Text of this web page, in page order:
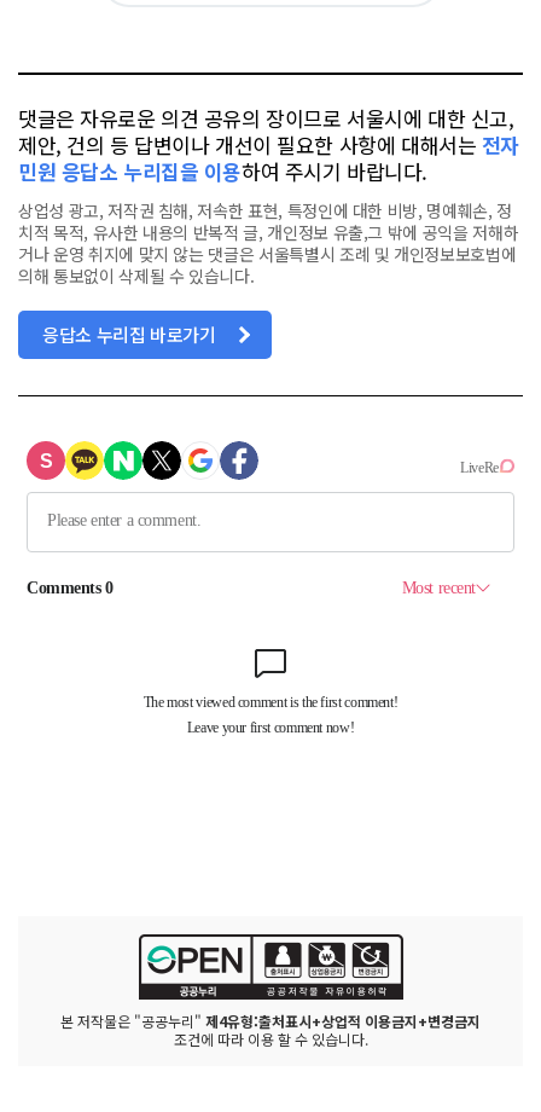
댓글은 자유로운 의견 공유의 장이므로 서울시에 대한 신고,
제안, 건의 등 답변이나 개선이 필요한 사항에 대해서는 전자
민원 응답소 누리집을 이용하여 주시기 바랍니다.
상업성 광고, 저작권 침해, 저속한 표현, 특정인에 대한 비방, 명예훼손, 정
치적 목적, 유사한 내용의 반복적 글, 개인정보 유출,그 밖에 공익을 저해하
거나 운영 취지에 맞지 않는 댓글은 서울특별시 조례 및 개인정보보호법에
의해 통보없이 삭제될 수 있습니다.
응답소 누리집 바로가기
본 저작물은 "공공누리" 제4유형:출처표시+상업적 이용금지+변경금지
조건에 따라 이용 할 수 있습니다.